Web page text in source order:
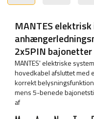
MANTES
2x5PIN bajonetter
MANTES' elektriske
hovedkabel afsluttet med
korrekt
mens 5-benede
af